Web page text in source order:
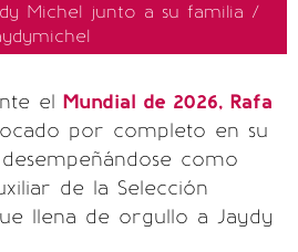
Michel junto a su familia /
el Mundial de 2026, Rafa
por completo en su
como
de la Selección
llena de orgullo a Jaydy